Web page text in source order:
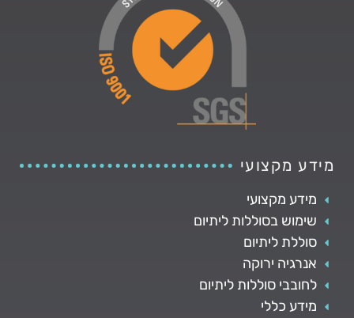
מידע מקצועי
מידע מקצועי
שימוש בסוללות ליתיום
סוללת ליתיום
אנרגיה ירוקה
לחובבי סוללות ליתיום
מידע כללי